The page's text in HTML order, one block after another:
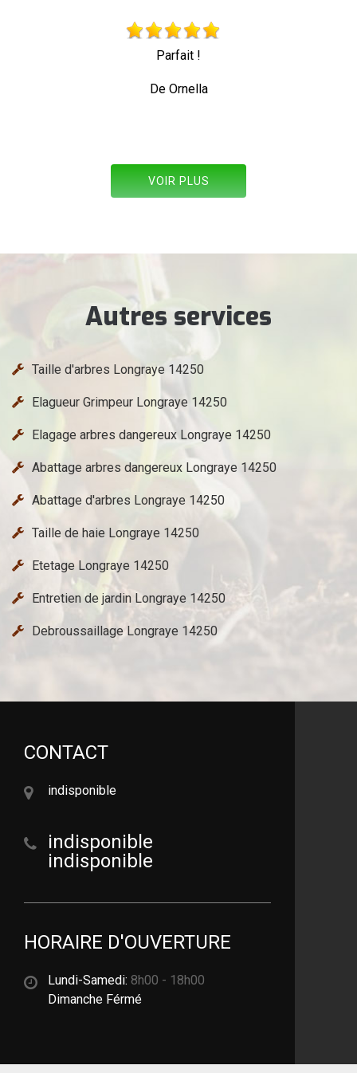
Très beau travail personne
VOIR PLUS
Autres services
Taille d'arbres Longraye 14250
Elagueur Grimpeur Longraye 14250
Elagage arbres dangereux Longraye 14250
Abattage arbres dangereux Longraye 14250
Abattage d'arbres Longraye 14250
Taille de haie Longraye 14250
Etetage Longraye 14250
Entretien de jardin Longraye 14250
Debroussaillage Longraye 14250
CONTACT
indisponible
indisponible
indisponible
HORAIRE D'OUVERTURE
Lundi-Samedi: 8h00 - 18h00
Dimanche Férmé